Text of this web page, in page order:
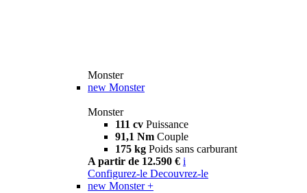
Monster
new Monster
Monster
111 cv Puissance
91,1 Nm Couple
175 kg Poids sans carburant
A partir de 12.590 € i
Configurez-le Decouvrez-le
new Monster +